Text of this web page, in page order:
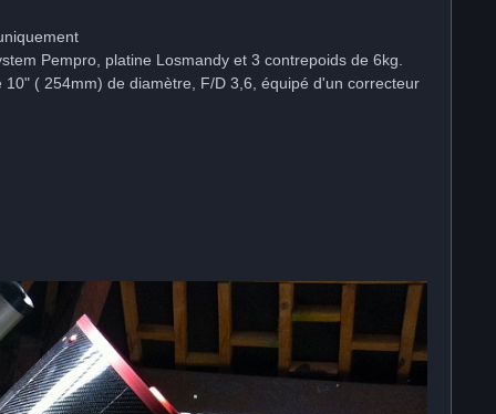
Pempro, platine Losmandy et 3 contrepoids de 6kg.
( 254mm) de diamètre, F/D 3,6, équipé d'un correcteur